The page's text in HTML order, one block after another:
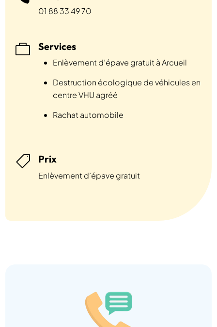
01 88 33 49 70
 Services
Enlèvement d’épave gratuit à Arcueil
Destruction écologique de véhicules en
centre VHU agréé
Rachat automobile
 Prix
Enlèvement d’épave gratuit